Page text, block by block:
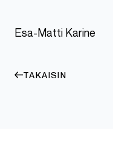
Esa-Matti Karine
TAKAISIN